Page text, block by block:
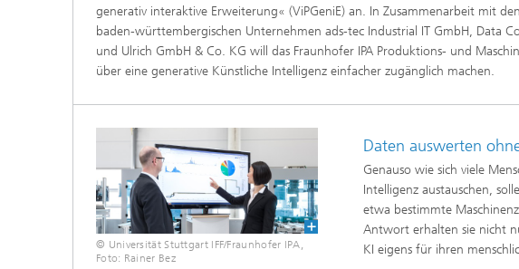
generativ interaktive Erweiterung« (ViPGeniE) an. In Zusammenarbeit mit
baden-württembergischen Unternehmen ads-tec Industrial IT GmbH, Data
und Ulrich GmbH & Co. KG will das Fraunhofer IPA Produktions- und
über eine generative Künstliche Intelligenz einfacher zugänglich machen.
© Universität Stuttgart IFF/Fraunhofer IPA,
Foto: Rainer Bez
Daten auswerten
Genauso wie sich viele
Intelligenz austauschen,
etwa bestimmte
Antwort erhalten sie nicht
KI eigens für ihren